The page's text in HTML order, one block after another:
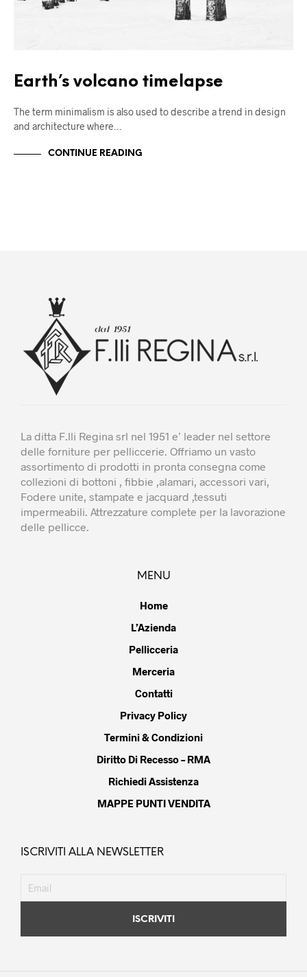
Earth’s volcano timelapse
The term minimalism is also used to describe a trend in design
and architecture where…
CONTINUE READING
La ditta F.lli Regina srl nel 1951 e’ leader nel settore
delle forniture per pelliccerie. Offriamo un vasto
assortimento di prodotti in pronta consegna come
collezioni di bottoni , fibbie ,alamari, accessori vari,
Fodere unite, stampate e jacquard ,tessuti
impermeabili. Attrezzature complete per la lavorazione
delle pellicce.
MENU
Home
L’Azienda
Pellicceria
Merceria
Contatti
Privacy Policy
Termini & Condizioni
Diritto Di Recesso – RMA
Richiedi Assistenza
MAPPE PUNTI VENDITA
ISCRIVITI ALLA NEWSLETTER